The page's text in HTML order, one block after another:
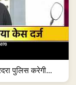
पुलिस करेगी...